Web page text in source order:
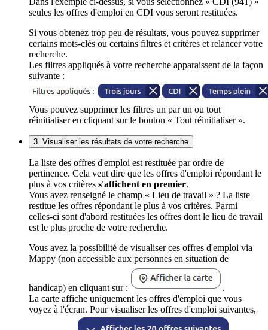
seules les offres d'emploi en CDI vous seront restituées.
Si vous obtenez trop peu de résultats, vous pouvez supprimer
certains mots-clés ou certains filtres et critères et relancer votre
recherche.
Les filtres appliqués à votre recherche apparaissent de la façon
suivante :
Vous pouvez supprimer les filtres un par un ou tout
réinitialiser en cliquant sur le bouton « Tout réinitialiser ».
3. Visualiser les résultats de votre recherche
La liste des offres d'emploi est restituée par ordre de
pertinence. Cela veut dire que les offres d'emploi répondant le
plus à vos critères s'affichent en premier.
Vous avez renseigné le champ « Lieu de travail » ? La liste
restitue les offres répondant le plus à vos critères. Parmi
celles-ci sont d'abord restituées les offres dont le lieu de travail
est le plus proche de votre recherche.
Vous avez la possibilité de visualiser ces offres d'emploi via
Mappy (non accessible aux personnes en situation de
handicap) en cliquant sur :
.
La carte affiche uniquement les offres d'emploi que vous
voyez à l'écran. Pour visualiser les offres d'emploi suivantes,